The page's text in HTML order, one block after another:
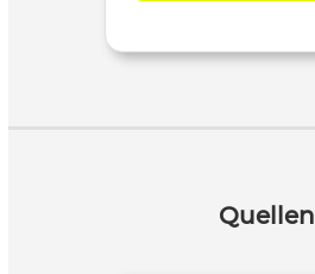
Quellen